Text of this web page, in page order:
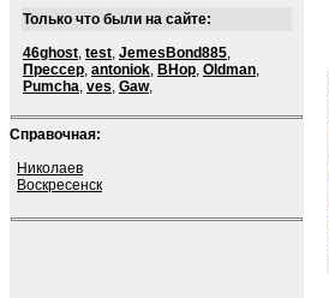
Только что были на сайте:
46ghost, test, JemesBond885,
Прессер, antoniok, BHop, Oldman,
Pumcha, ves, Gaw,
Справочная:
Николаев
Воскресенск